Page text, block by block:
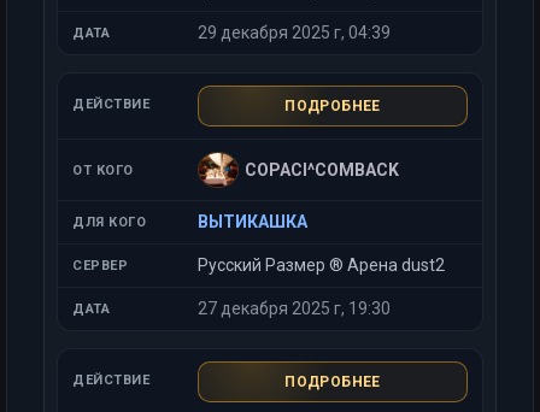
29 декабря 2025 г, 04:39
ПОДРОБНЕЕ
COPACI^COMBACK
ВЫТИКАШКА
Русский Размер ® Арена dust2
27 декабря 2025 г, 19:30
ПОДРОБНЕЕ